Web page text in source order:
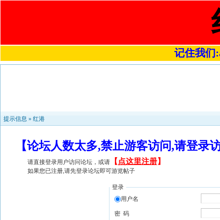
记住我们
提示信息 » 红港
【论坛人数太多,禁止游客访问,请登
请直接登录用户访问论坛，或请 【 点这里注册】
如果您已注册,请先登录论坛即可游览帖子
登录
用户名
密 码